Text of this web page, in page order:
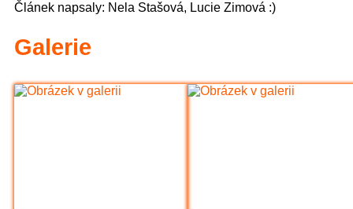
(Sportovní akce)
Ekotýmu (Ekoškola)
Článek napsaly: Nela Stašová, Lucie Zimová :)
Galerie